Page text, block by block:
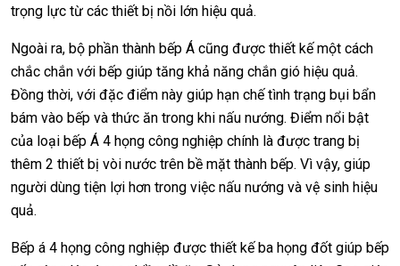
trọng lực từ các thiết bị nồi lớn hiệu quả.
Ngoài ra, bộ phần thành bếp Á cũng được thiết kế một cách
chắc chắn với bếp giúp tăng khả năng chắn gió hiệu quả.
Đồng thời, với đặc điểm này giúp hạn chế tình trạng bụi bẩn
bám vào bếp và thức ăn trong khi nấu nướng. Điểm nổi bật
của loại bếp Á 4 họng công nghiệp chính là được trang bị
thêm 2 thiết bị vòi nước trên bề mặt thành bếp. Vì vậy, giúp
người dùng tiện lợi hơn trong việc nấu nướng và vệ sinh hiệu
quả.
Bếp á 4 họng công nghiệp được thiết kế ba họng đốt giúp bếp